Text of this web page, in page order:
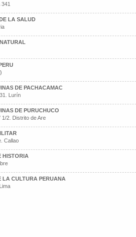
LA SALUD
DE PACHACAMAC
Lurín
DE PURUCHUCO
2. Distrito de Are
Callao
HISTORIA
LA CULTURA PERUANA